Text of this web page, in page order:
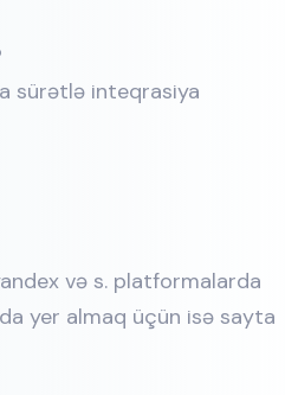
sürətlə inteqrasiya
və s. platformalarda
yer almaq üçün isə sayta